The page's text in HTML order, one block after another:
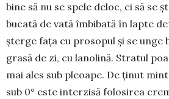
bine să nu se spele de­loc, ci să se
bucată de vată îmbibată în lapte
șterge fața cu prosopul și se unge
grasă de zi, cu lanolină. Stratul
mai ales sub pleoape. De ținut
sub 0° este in­terzisă folosirea